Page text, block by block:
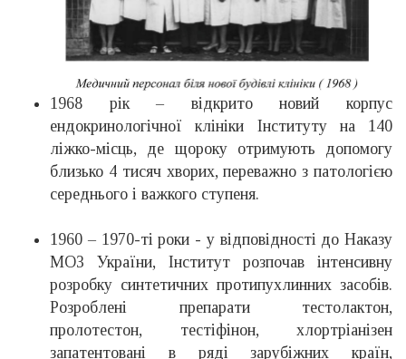
1968 рік – відкрито новий корпус
ендокринологічної клініки Інституту на 140
ліжко-місць, де щороку отримують допомогу
близько 4 тисяч хворих, переважно з патологією
середнього і важкого ступеня.
1960 – 1970-ті роки - у відповідності до Наказу
МОЗ України, Інститут розпочав інтенсивну
розробку синтетичних протипухлинних засобів.
Розроблені препарати тестолактон,
пролотестон, тестіфінон, хлортріанізен
запатентовані в ряді зарубіжних країн,